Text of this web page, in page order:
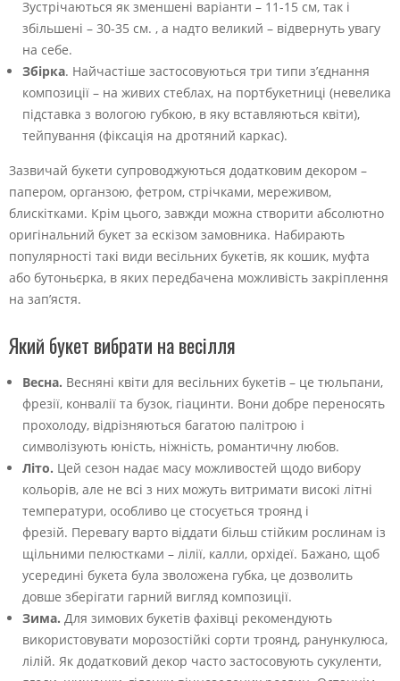
Зустрічаються як зменшені варіанти – 11-15 см, так і
збільшені – 30-35 см. , а надто великий – відвернуть увагу
на себе.
Збірка. Найчастіше застосовуються три типи з’єднання
композиції – на живих стеблах, на портбукетниці (невелика
підставка з вологою губкою, в яку вставляються квіти),
тейпування (фіксація на дротяний каркас).
Зазвичай букети супроводжуються додатковим декором –
папером, органзою, фетром, стрічками, мереживом,
блискітками. Крім цього, завжди можна створити абсолютно
оригінальний букет за ескізом замовника. Набирають
популярності такі види весільних букетів, як кошик, муфта
або бутоньєрка, в яких передбачена можливість закріплення
на зап’ястя.
Який букет вибрати на весілля
Весна. Весняні квіти для весільних букетів – це тюльпани,
фрезії, конвалії та бузок, гіацинти. Вони добре переносять
прохолоду, відрізняються багатою палітрою і
символізують юність, ніжність, романтичну любов.
Літо. Цей сезон надає масу можливостей щодо вибору
кольорів, але не всі з них можуть витримати високі літні
температури, особливо це стосується троянд і
фрезій. Перевагу варто віддати більш стійким рослинам із
щільними пелюстками – лілії, калли, орхідеї. Бажано, щоб
усередині букета була зволожена губка, це дозволить
довше зберігати гарний вигляд композиції.
Зима. Для зимових букетів фахівці рекомендують
використовувати морозостійкі сорти троянд, ранункулюса,
лілій. Як додатковий декор часто застосовують сукуленти,